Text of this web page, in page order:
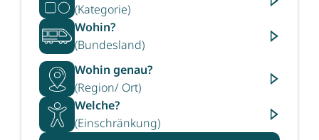
(Kategorie)
Wohin?
(Bundesland)
Wohin genau?
(Region/ Ort)
Welche?
(Einschränkung)